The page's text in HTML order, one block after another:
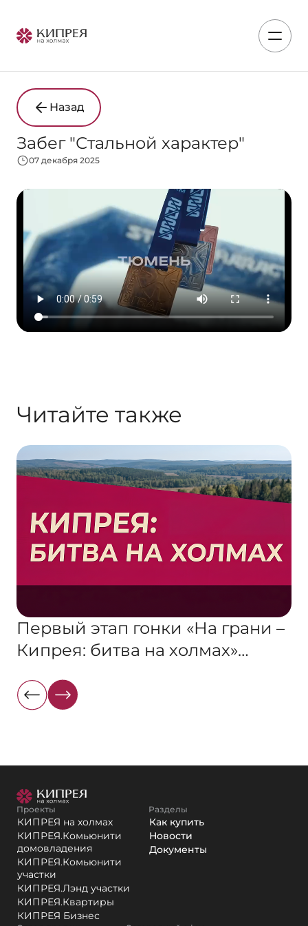
Назад
Забег "Стальной характер"
07 декабря 2025
Читайте также
Первый этап гонки «На грани –
Кипрея: битва на холмах»
как это было
Проекты
КИПРЕЯ на холмах
КИПРЕЯ.Комьюнити
домовладения
КИПРЕЯ.Комьюнити
участки
КИПРЕЯ.Лэнд участки
КИПРЕЯ.Квартиры
КИПРЕЯ Бизнес
Разделы
Как купить
Новости
Документы